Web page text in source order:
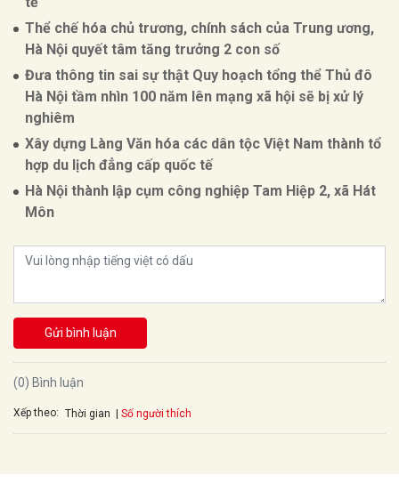
Thể chế hóa chủ trương, chính sách của Trung ương,
Hà Nội quyết tâm tăng trưởng 2 con số
Đưa thông tin sai sự thật Quy hoạch tổng thể Thủ đô
Hà Nội tầm nhìn 100 năm lên mạng xã hội sẽ bị xử lý
nghiêm
Xây dựng Làng Văn hóa các dân tộc Việt Nam thành tổ
hợp du lịch đẳng cấp quốc tế
Hà Nội thành lập cụm công nghiệp Tam Hiệp 2, xã Hát
Môn
Gửi bình luận
(0) Bình luận
Xếp theo: Thời gian Số người thích